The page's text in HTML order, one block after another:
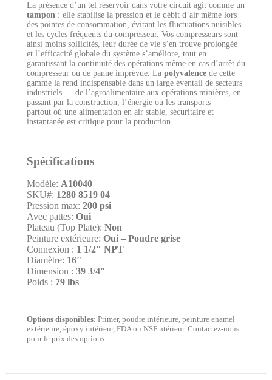
La présence d’un tel réservoir dans votre circuit agit comme un
tampon : elle stabilise la pression et le débit d’air même lors
des pointes de consommation, évitant les fluctuations nuisibles
et les cycles fréquents du compresseur. Vos compresseurs sont
ainsi moins sollicités, leur durée de vie s’en trouve prolongée
et l’efficacité globale du système s’améliore, tout en
garantissant la continuité des opérations même en cas d’arrêt du
compresseur ou de panne imprévue. La polyvalence de cette
gamme la rend indispensable dans un large éventail de secteurs
industriels — de l’agroalimentaire aux opérations minières, en
passant par la construction, l’énergie ou les transports —
partout où une alimentation en air stable, sécuritaire et
instantanée est critique pour la production.
Spécifications
Modèle: A10040
SKU#: 1280 8519 04
Pression max: 200 psi
Avec pattes: Oui
Plateau (Top Plate): Non
Peinture extérieure: Oui – Poudre grise
Connexion : 1 1/2″ NPT
Diamètre: 16″
Dimension : 39 3/4″
Poids : 79 lbs
Options disponibles: Primer, poudre intérieure, peinture enamel
extérieure, époxy intérieur, FDA ou NSF ntérieur. Contactez-nous
pour le prix des options.